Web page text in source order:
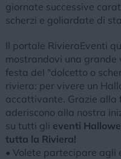
giornate successive
scherzi e goliardate di
Il portale RivieraEventi
mostrandovi una
festa del "dolcetto o
riviera: per vivere un
accattivante. Grazie alla
aderiscono alla nostra
su tutti gli eventi
tutta la Riviera!
• Volete partecipare agli